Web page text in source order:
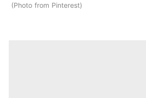
Photo from Pinterest